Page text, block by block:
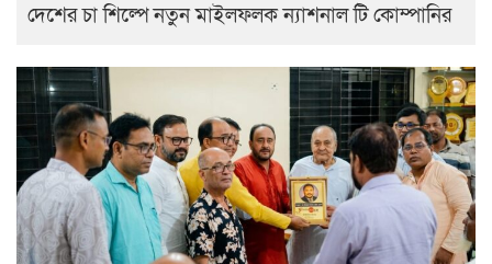
দেশের চা শিল্পে নতুন মাইলফলক ন্যাশনাল টি কোম্পানির